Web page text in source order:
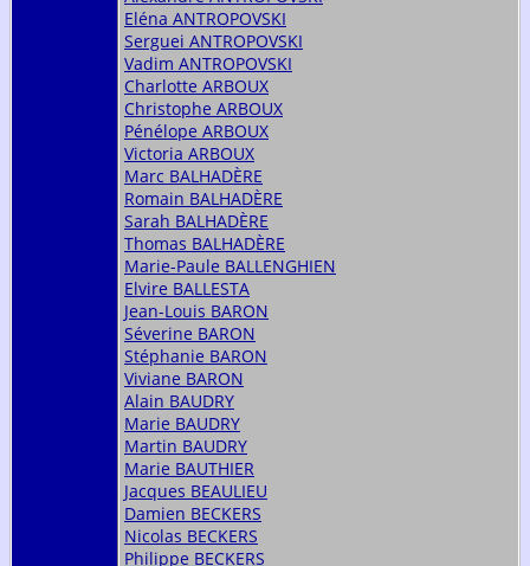
Eléna ANTROPOVSKI
Serguei ANTROPOVSKI
Vadim ANTROPOVSKI
Charlotte ARBOUX
Christophe ARBOUX
Pénélope ARBOUX
Victoria ARBOUX
Marc BALHADÈRE
Romain BALHADÈRE
Sarah BALHADÈRE
Thomas BALHADÈRE
Marie-Paule BALLENGHIEN
Elvire BALLESTA
Jean-Louis BARON
Séverine BARON
Stéphanie BARON
Viviane BARON
Alain BAUDRY
Marie BAUDRY
Martin BAUDRY
Marie BAUTHIER
Jacques BEAULIEU
Damien BECKERS
Nicolas BECKERS
Philippe BECKERS